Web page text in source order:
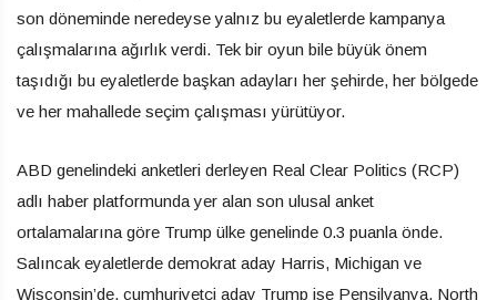
son döneminde neredeyse yalnız bu eyaletlerde kampanya
çalışmalarına ağırlık verdi. Tek bir oyun bile büyük önem
taşıdığı bu eyaletlerde başkan adayları her şehirde, her bölgede
ve her mahallede seçim çalışması yürütüyor.
ABD genelindeki anketleri derleyen Real Clear Politics (RCP)
adlı haber platformunda yer alan son ulusal anket
ortalamalarına göre Trump ülke genelinde 0.3 puanla önde.
Salıncak eyaletlerde demokrat aday Harris, Michigan ve
Wisconsin’de, cumhuriyetçi aday Trump ise Pensilvanya, North